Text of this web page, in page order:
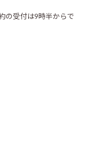
の受付は9時半からで